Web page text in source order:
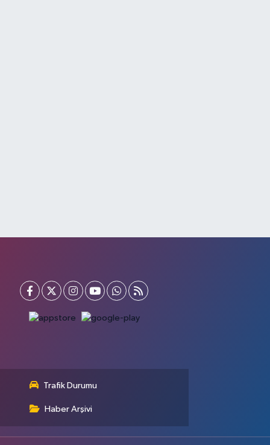
Trafik Durumu
Haber Arşivi